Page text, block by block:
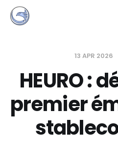
13 APR 2026
HEURO :
premier